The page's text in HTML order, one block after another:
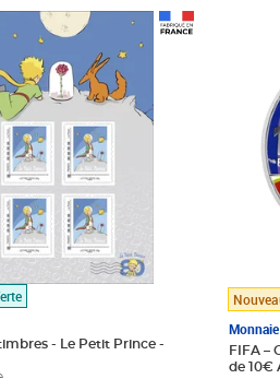
- Le Petit Prince -
FIFA –
de 10€